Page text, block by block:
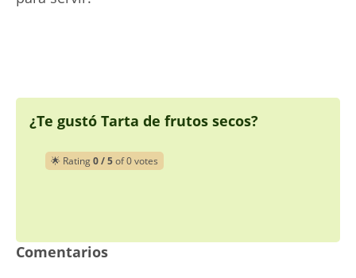
¿Te gustó Tarta de frutos secos?
🌟 Rating0 / 5of 0 votes
Comentarios